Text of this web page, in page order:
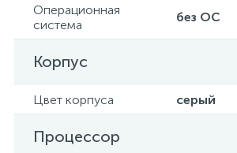
Операционная
система
без ОС
Корпус
Цвет корпуса серый
Процессор